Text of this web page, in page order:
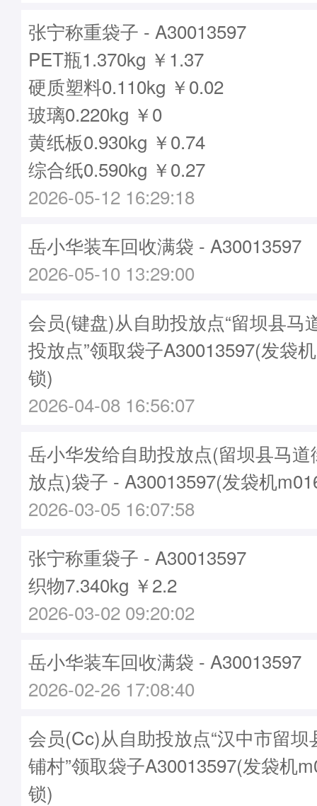
张宁称重袋子 - A30013597
PET瓶1.370kg ￥1.37
硬质塑料0.110kg ￥0.02
玻璃0.220kg ￥0
黄纸板0.930kg ￥0.74
综合纸0.590kg ￥0.27
2026-05-12 16:29:18
岳小华装车回收满袋 - A30013597
2026-05-10 13:29:00
会员(键盘)从自助投放点“留坝县马
投放点”领取袋子A30013597(发袋
锁)
2026-04-08 16:56:07
岳小华发给自助投放点(留坝县马
放点)袋子 - A30013597(发袋机
2026-03-05 16:07:58
张宁称重袋子 - A30013597
织物7.340kg ￥2.2
2026-03-02 09:20:02
岳小华装车回收满袋 - A30013597
2026-02-26 17:08:40
会员(Cc)从自助投放点“汉中市留
铺村”领取袋子A30013597(发袋机
锁)